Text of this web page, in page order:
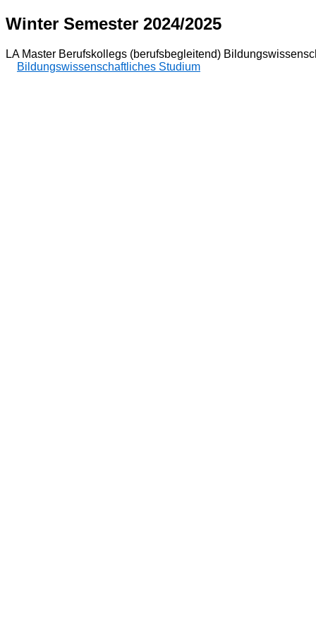
Winter Semester 2024/2025
LA Master Berufskollegs (berufsbegleitend)
Bildungswissenschaftliches Studium